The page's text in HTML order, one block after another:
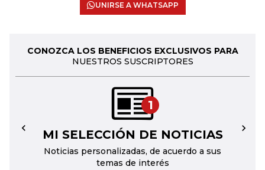
UNIRSE A WHATSAPP
CONOZCA LOS BENEFICIOS EXCLUSIVOS PARA
NUESTROS SUSCRIPTORES
1
MI SELECCIÓN DE NOTICIAS
Noticias personalizadas, de acuerdo a sus
temas de interés
← →